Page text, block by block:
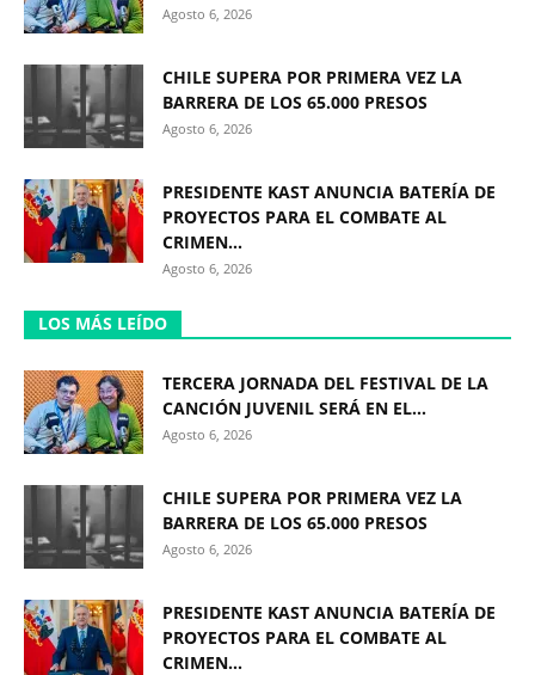
Agosto 6, 2026
CHILE SUPERA POR PRIMERA VEZ LA
BARRERA DE LOS 65.000 PRESOS
Agosto 6, 2026
PRESIDENTE KAST ANUNCIA BATERÍA DE
PROYECTOS PARA EL COMBATE AL
CRIMEN...
Agosto 6, 2026
LOS MÁS LEÍDO
TERCERA JORNADA DEL FESTIVAL DE LA
CANCIÓN JUVENIL SERÁ EN EL...
Agosto 6, 2026
CHILE SUPERA POR PRIMERA VEZ LA
BARRERA DE LOS 65.000 PRESOS
Agosto 6, 2026
PRESIDENTE KAST ANUNCIA BATERÍA DE
PROYECTOS PARA EL COMBATE AL
CRIMEN...